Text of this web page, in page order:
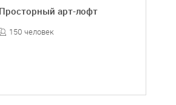
арт-лофт
150 человек